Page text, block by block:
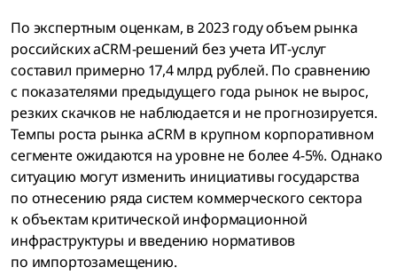
По экспертным оценкам, в 2023 году объем рынка
российских aCRM-решений без учета ИТ-услуг
составил примерно 17,4 млрд рублей. По сравнению
с показателями предыдущего года рынок не вырос,
резких скачков не наблюдается и не прогнозируется.
Темпы роста рынка aCRM в крупном корпоративном
сегменте ожидаются на уровне не более 4-5%. Однако
ситуацию могут изменить инициативы государства
по отнесению ряда систем коммерческого сектора
к объектам критической информационной
инфраструктуры и введению нормативов
по импортозамещению.